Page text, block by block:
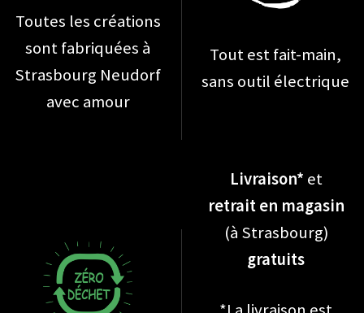
Toutes les créations
sont fabriquées à
Strasbourg Neudorf
avec amour
Tout est fait-main,
sans outil électrique
Livraison* et
retrait en magasin
(à Strasbourg)
gratuits